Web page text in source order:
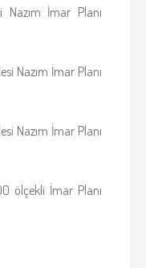
Nazım İmar Planı
Nazım İmar Planı
Nazım İmar Planı
ölçekli İmar Planı